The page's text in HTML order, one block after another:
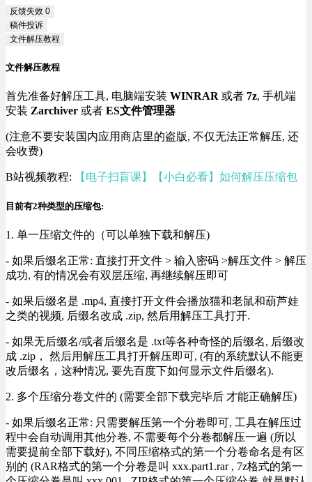
反馈失效 0
稿件投诉
文件解压教程
文件解压教程
首先准备好解压工具, 电脑端安装 WINRAR 或者 7z, 手机端
安装 Zarchiver 或者 ES文件管理器
(注意不要安装国内应用商店里的盗版, 不仅无法正常解压, 还
会收费)
B站视频教程: 【电子扫盲课】【小白必看】如何解压压缩包
目前有2种类型的压缩包:
1. 单一压缩文件的（可以单独下载和解压)
- 如果后缀名正常: 直接打开文件 > 输入密码 >解压文件 > 解压
成功, 有的情况会有双层压缩, 再继续解压即可
- 如果后缀名是 .mp4, 直接打开文件会播放猫和老鼠和葫芦娃
之类的视频, 后缀名改成 .zip, 然后用解压工具打开.
- 如果无后缀名/或者后缀名是 .txt等各种奇怪的后缀名, 后缀改
成 .zip， 然后用解压工具打开解压即可, (有的系统默认不能更
改后缀名，这种情况, 要先百度下如何显示文件后缀名).
2. 多个压缩分卷文件的 (需要全部下载完毕后 才能正确解压)
- 如果后缀名正常: 只需要解压第一个分卷即可, 工具在解压过
程中会自动调用其他分卷, 不需要每个分卷都解压一遍 (所以
需要提前全部下载好), 不同压缩格式的第一个分卷命名是有区
别的 (RAR格式的第一个分卷是叫 xxx.part1.rar , 7z格式的第一